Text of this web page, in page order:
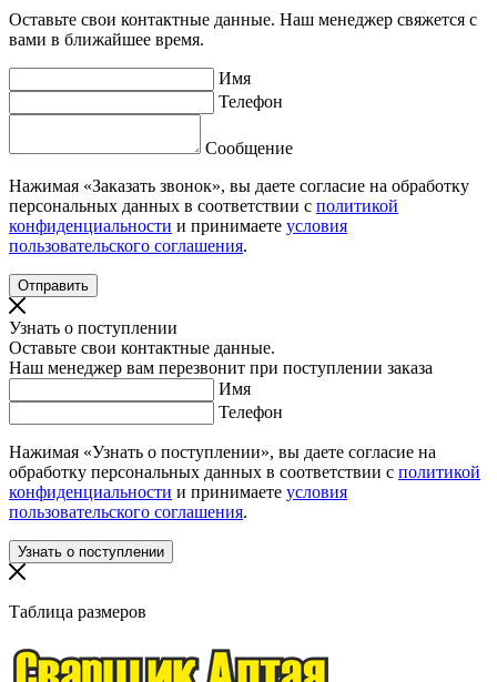
Оставьте свои контактные данные. Наш менеджер свяжется с
вами в ближайшее время.
Имя
Телефон
Сообщение
Нажимая «Заказать звонок», вы даете согласие на обработку
персональных данных в соответствии с политикой
конфиденциальности и принимаете условия
пользовательского соглашения.
Узнать о поступлении
Оставьте свои контактные данные.
Наш менеджер вам перезвонит при поступлении заказа
Имя
Телефон
Нажимая «Узнать о поступлении», вы даете согласие на
обработку персональных данных в соответствии с политикой
конфиденциальности и принимаете условия
пользовательского соглашения.
Таблица размеров